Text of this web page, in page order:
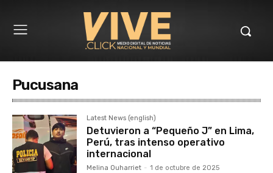
Pucusana
Latest News (english)
Detuvieron a “Pequeño J” en Lima,
Perú, tras intenso operativo
internacional
Melina Ouharriet - 1 de octubre de 2025